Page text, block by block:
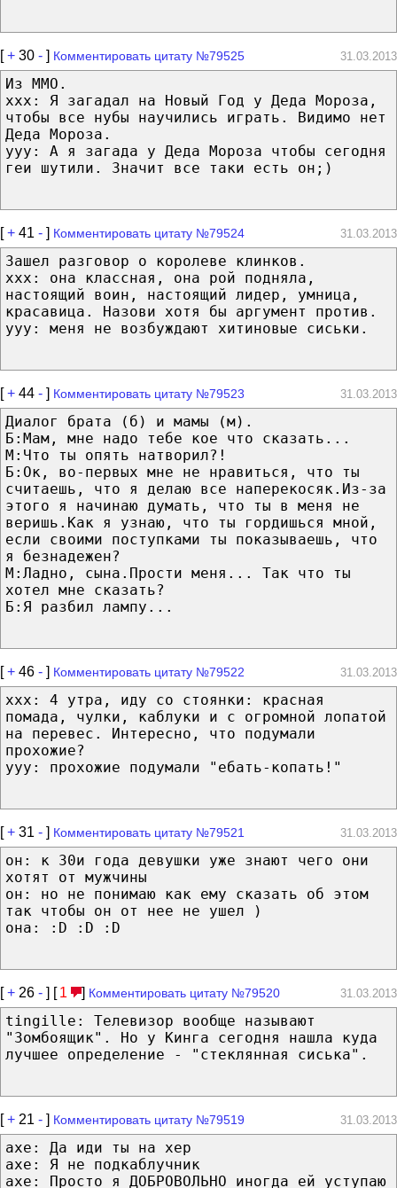
[+ 30 - ] Комментировать цитату №79525 31.03.2013
Из MMO.
xxx: Я загадал на Новый Год у Деда Мороза,
чтобы все нубы научились играть. Видимо нет
Деда Мороза.
yyy: А я загада у Деда Мороза чтобы сегодня
геи шутили. Значит все таки есть он;)
[+ 41 - ] Комментировать цитату №79524 31.03.2013
Зашел разговор о королеве клинков.
ххх: она классная, она рой подняла,
настоящий воин, настоящий лидер, умница,
красавица. Назови хотя бы аргумент против.
ууу: меня не возбуждают хитиновые сиськи.
[+ 44 - ] Комментировать цитату №79523 31.03.2013
Диалог брата (б) и мамы (м).
Б:Мам, мне надо тебе кое что сказать...
М:Что ты опять натворил?!
Б:Ок, во-первых мне не нравиться, что ты
считаешь, что я делаю все наперекосяк.Из-за
этого я начинаю думать, что ты в меня не
веришь.Как я узнаю, что ты гордишься мной,
если своими поступками ты показываешь, что
я безнадежен?
М:Ладно, сына.Прости меня... Так что ты
хотел мне сказать?
Б:Я разбил лампу...
[+ 46 - ] Комментировать цитату №79522 31.03.2013
xxx: 4 утра, иду со стоянки: красная
помада, чулки, каблуки и с огромной лопатой
на перевес. Интересно, что подумали
прохожие?
ууу: прохожие подумали "ебать-копать!"
[+ 31 - ] Комментировать цитату №79521 31.03.2013
он: к 30и года девушки уже знают чего они
хотят от мужчины
он: но не понимаю как ему сказать об этом
так чтобы он от нее не ушел )
она: :D :D :D
[+ 26 - ] [ 1 ] Комментировать цитату №79520 31.03.2013
tingille: Телевизор вообще называют
"Зомбоящик". Но у Кинга сегодня нашла куда
лучшее определение - "стеклянная сиська".
[+ 21 - ] Комментировать цитату №79519 31.03.2013
axe: Да иди ты на хер
axe: Я не подкаблучник
axe: Просто я ДОБРОВОЛЬНО иногда ей уступаю